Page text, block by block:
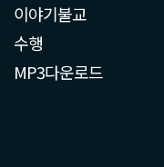
이야기불교
수행
MP3다운로드